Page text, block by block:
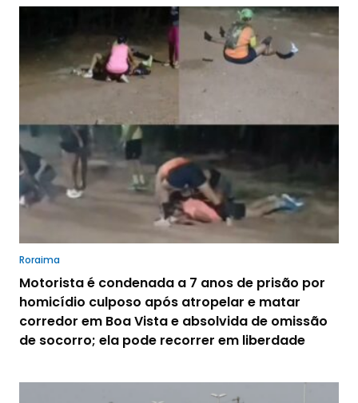
Roraima
Motorista é condenada a 7 anos de prisão por
homicídio culposo após atropelar e matar
corredor em Boa Vista e absolvida de omissão
de socorro; ela pode recorrer em liberdade